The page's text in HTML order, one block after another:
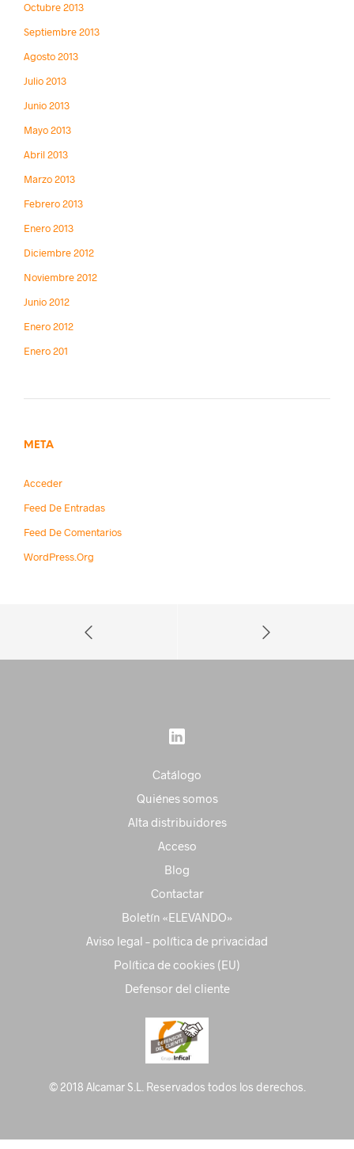
Octubre 2013
Septiembre 2013
Agosto 2013
Julio 2013
Junio 2013
Mayo 2013
Abril 2013
Marzo 2013
Febrero 2013
Enero 2013
Diciembre 2012
Noviembre 2012
Junio 2012
Enero 2012
Enero 201
META
Acceder
Feed De Entradas
Feed De Comentarios
WordPress.org
Catálogo
Quiénes somos
Alta distribuidores
Acceso
Blog
Contactar
Boletín «ELEVANDO»
Aviso legal – política de privacidad
Política de cookies (EU)
Defensor del cliente
© 2018 Alcamar S.L. Reservados todos los derechos.